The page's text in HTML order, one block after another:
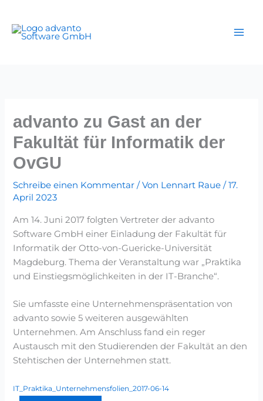
springen
advanto zu Gast an der
Fakultät für Informatik der
OvGU
Schreibe einen Kommentar / Von Lennart Raue/17.
April 2023
Am 14. Juni 2017 folgten Vertreter der advanto
Software GmbH einer Einladung der Fakultät für
Informatik der Otto-von-Guericke-Universität
Magdeburg. Thema der Veranstaltung war „Praktika
und Einstiegsmöglichkeiten in der IT-Branche“.
Sie umfasste eine Unternehmenspräsentation von
advanto sowie 5 weiteren ausgewählten
Unternehmen. Am Anschluss fand ein reger
Austausch mit den Studierenden der Fakultät an den
Stehtischen der Unternehmen statt.
IT_Praktika_Unternehmensfolien_2017-06-14